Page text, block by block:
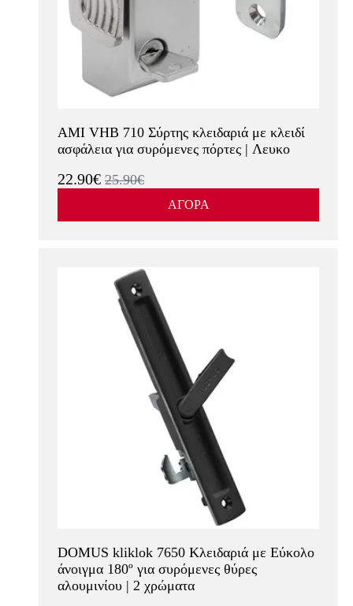
AMI VHB 710 Σύρτης κλειδαριά με κλειδί
ασφάλεια για συρόμενες πόρτες | Λευκο
22.90€ 25.90€
ΑΓΟΡΑ
DOMUS kliklok 7650 Κλειδαριά με Εύκολο
άνοιγμα 180º για συρόμενες θύρες
αλουμινίου | 2 χρώματα